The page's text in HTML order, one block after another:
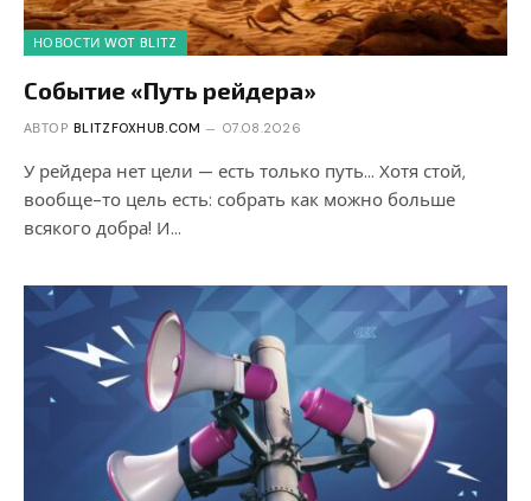
НОВОСТИ WOT BLITZ
Событие «Путь рейдера»
АВТОР BLITZFOXHUB.COM 07.08.2026
У рейдера нет цели — есть только путь… Хотя стой,
вообще-то цель есть: собрать как можно больше
всякого добра! И…